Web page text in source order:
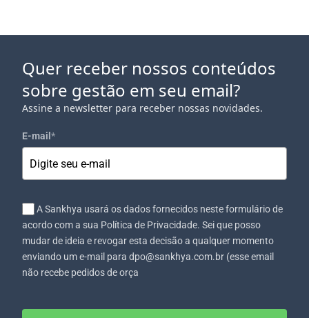
Quer receber nossos conteúdos
sobre gestão em seu email?
Assine a newsletter para receber nossas novidades.
E-mail *
A Sankhya usará os dados fornecidos neste formulário de
acordo com a sua Política de Privacidade. Sei que posso
mudar de ideia e revogar esta decisão a qualquer momento
enviando um e-mail para dpo@sankhya.com.br (esse email
não recebe pedidos de orça